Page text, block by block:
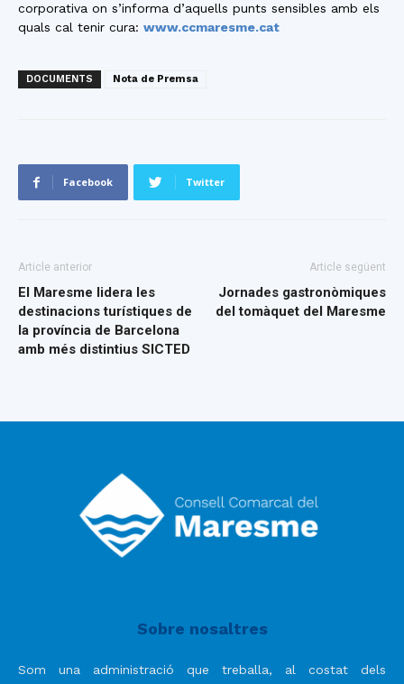
corporativa on s’informa d’aquells punts sensibles amb els
quals cal tenir cura: www.ccmaresme.cat
DOCUMENTS Nota de Premsa
Facebook Twitter
Article anterior
El Maresme lidera les
destinacions turístiques de
la província de Barcelona
amb més distintius SICTED
Article següent
Jornades gastronòmiques
del tomàquet del Maresme
Sobre nosaltres
Som una administració que treballa, al costat dels